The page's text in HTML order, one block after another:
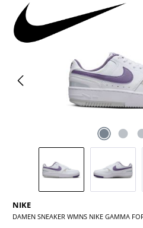
Bildergalerie überspringen
NIKE
DAMEN SNEAKER WMNS NIKE GAMMA